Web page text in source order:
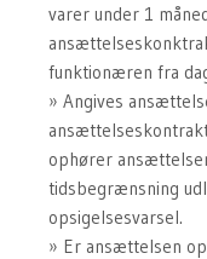
varer under 1
funktionæren fra
Angives
ophører
tidsbegrænsning
opsigelsesvarsel.
Er ansættelsen